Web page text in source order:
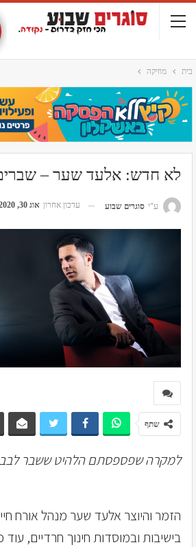
בית מוזיקה
לא חדש: אלעד שער –
ע"י סוגרים שבוע עדכון אחרון אוג 30, 2020
שתף
למקרה שפספסתם הלהיט ששבר
הזמר והיוצר אלעד שער מנהל אורח
בישיבות ובמוסדות חינוך חרדיים,